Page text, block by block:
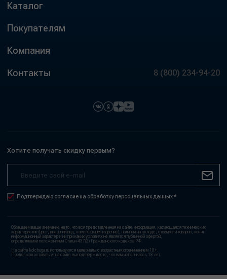
Каталог
Покупателям
Компания
Контакты 8 (800) 234-94-20
Хотите получать скидку первым?
Подтверждаю согласие на обработку персональных данных *
Обращаем ваше внимание на то, что вся представленная на сайте информация, касающаяся технических
характеристик (цвет, внешний вид, комплектация и прочие), наличия на складе, стоимости товаров, носит
информационный характер и ни при каких условиях не является публичной офертой,
определяемой положениями Статьи 437(2) Гражданского кодекса РФ.
На сайте kolchuga.ru используются материалы с возрастным ограничением 18+.
Продолжая оставаться на сайте вы подтверждаете, что вам исполнилось 18 лет.